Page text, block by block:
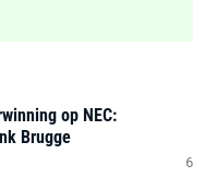
op NEC:
Brugge
6